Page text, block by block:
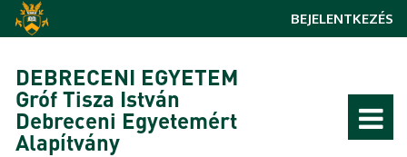
Ugrás a tartalomra
BEJELENTKEZÉS
DEBRECENI EGYETEM
Gróf Tisza István
Debreceni Egyetemért
Alapítvány